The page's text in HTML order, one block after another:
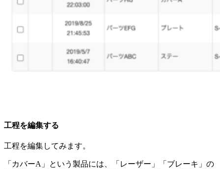
工程を編集する
工程を編集してみます。
「カバーA」という製品には、「レーザー」「ブレーキ」の